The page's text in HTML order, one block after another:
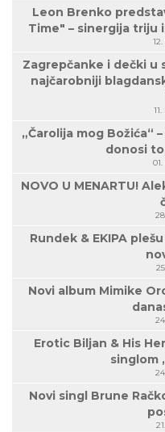
Leon Brenko
Time" – sinergija triju
Zagrepčanke i dečki u
najčarobniji
„Čarolija mog Božića“
donosi
NOVO U MENARTU!
Rundek & EKIPA
Novi album Mimike
Erotic Biljan & His
singlom
Novi singl Brune